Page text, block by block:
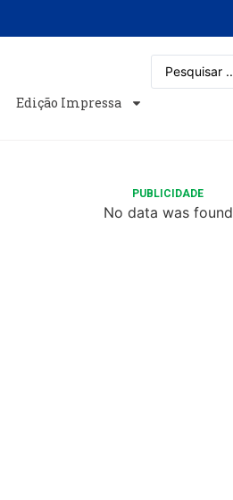
Edição Impressa
PUBLICIDADE
No data was found